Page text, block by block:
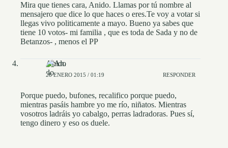
Mira que tienes cara, Anido. Llamas por tú nombre al
mensajero que dice lo que haces o eres.Te voy a votar si
llegas vivo politicamente a mayo. Bueno ya sabes que
tiene 10 votos- mi familia , que es toda de Sada y no de
Betanzos- , menos el PP
Anido
28 ENERO 2015 / 01:19 RESPONDER
Porque puedo, bufones, recalifico porque puedo,
mientras pasáis hambre yo me río, niñatos. Mientras
vosotros ladráis yo cabalgo, perras ladradoras. Pues sí,
tengo dinero y eso os duele.